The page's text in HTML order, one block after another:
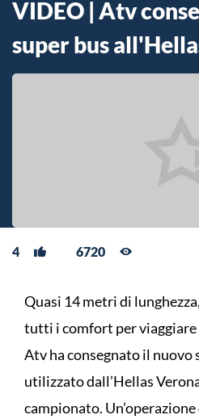
VIDEO | Atv
super bus
4 6720
Quasi 14 metri di
tutti i comfort per viaggiare
Atv ha consegnato il nuovo
utilizzato dall’Hellas
campionato.